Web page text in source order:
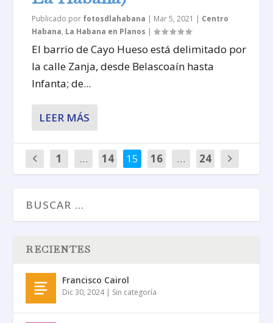
Publicado por fotosdlahabana | Mar 5, 2021 | Centro
Habana, La Habana en Planos |
El barrio de Cayo Hueso está delimitado por
la calle Zanja, desde Belascoaín hasta
Infanta; de...
LEER MÁS
1 … 14 15 16 … 24
RECIENTES
Francisco Cairol
Dic 30, 2024| Sin categoría